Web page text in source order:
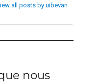
all posts by uibevan
nous